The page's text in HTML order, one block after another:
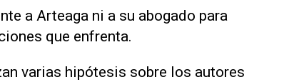
a Arteaga ni a su abogado para
que enfrenta.
varias hipótesis sobre los autores